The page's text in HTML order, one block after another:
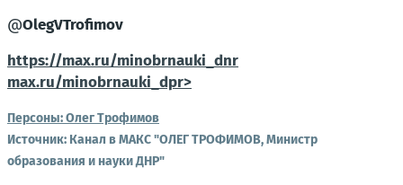
@OlegVTrofimov
https://max.ru/minobrnauki_dnr
max.ru/minobrnauki_dpr>
Персоны:Олег Трофимов
Источник: Канал в МАКС "ОЛЕГ ТРОФИМОВ, Министр
образования и науки ДНР"